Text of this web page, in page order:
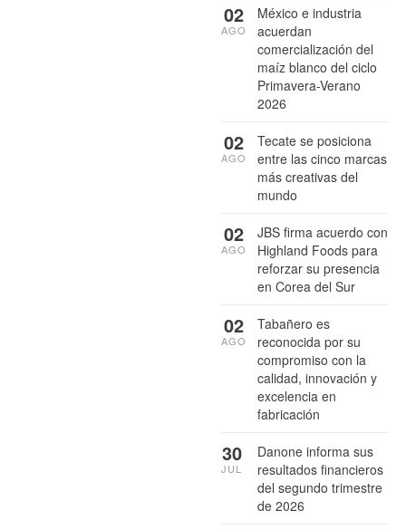
México e industria
acuerdan
comercialización del
maíz blanco del ciclo
Primavera-Verano
2026
02
AGO
Tecate se posiciona
entre las cinco marcas
más creativas del
mundo
02
AGO
JBS firma acuerdo con
Highland Foods para
reforzar su presencia
en Corea del Sur
02
AGO
Tabañero es
reconocida por su
compromiso con la
calidad, innovación y
excelencia en
fabricación
02
AGO
Danone informa sus
resultados financieros
del segundo trimestre
de 2026
30
JUL